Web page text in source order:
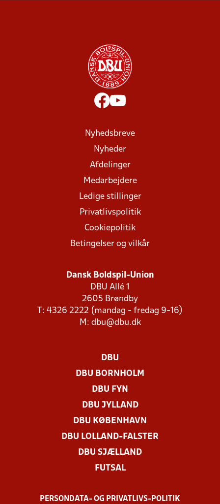
Nyhedsbreve
Nyheder
Afdelinger
Medarbejdere
Ledige stillinger
Privatlivspolitik
Cookiepolitik
Betingelser og vilkår
Dansk Boldspil-Union
DBU Allé 1
2605 Brøndby
T: 4326 2222 (mandag - fredag 9-16)
M: dbu@dbu.dk
DBU
DBU BORNHOLM
DBU FYN
DBU JYLLAND
DBU KØBENHAVN
DBU LOLLAND-FALSTER
DBU SJÆLLAND
FUTSAL
PERSONDATA- OG PRIVATLIVS-POLITIK